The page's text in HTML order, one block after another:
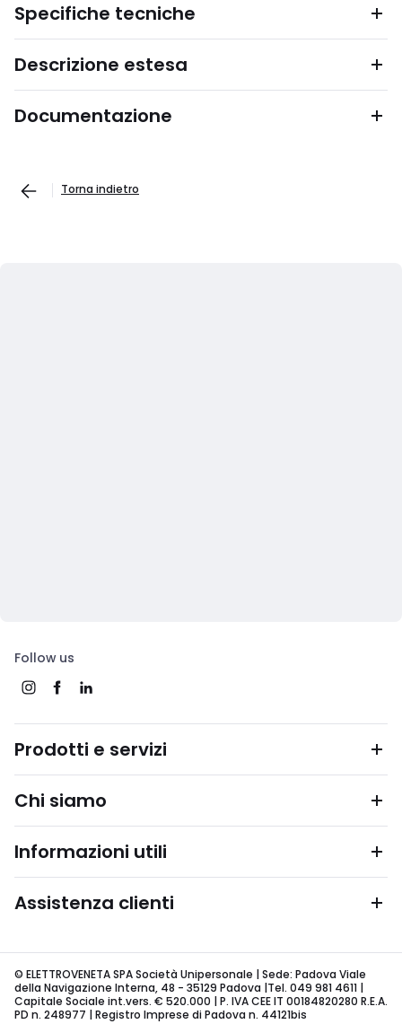
Specifiche tecniche
Descrizione estesa
Documentazione
Torna indietro
Follow us
Prodotti e servizi
Chi siamo
Informazioni utili
Assistenza clienti
© ELETTROVENETA SPA Società Unipersonale | Sede: Padova Viale
della Navigazione Interna, 48 - 35129 Padova |Tel. 049 981 4611 |
Capitale Sociale int.vers. € 520.000 | P. IVA CEE IT 00184820280 R.E.A.
PD n. 248977 | Registro Imprese di Padova n. 44121bis